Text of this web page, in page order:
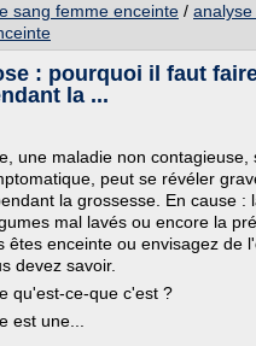
sang femme enceinte /
: pourquoi il faut
la ...
une maladie non contagieuse,
peut se révéler
la grossesse. En cause :
mal lavés ou encore la
êtes enceinte ou envisagez de
devez savoir.
qu'est-ce-que c'est ?
est une...